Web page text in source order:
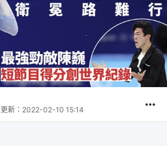
更新： 2022-02-10 15:14